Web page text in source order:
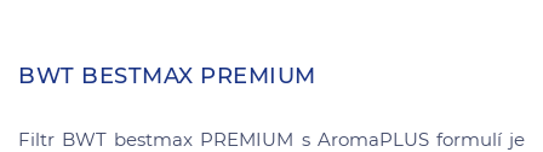
BWT BESTMAX PREMIUM
Filtr BWT bestmax PREMIUM s AromaPLUS formulí je